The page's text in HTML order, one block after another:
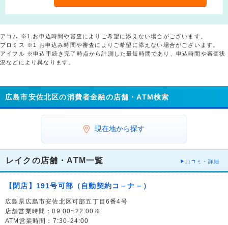
アコム ※1.お申込時間や審査によりご希望に添えない場合がございます。
プロミス ※1 お申込み時間や審査によりご希望に添えない場合がございます。
アイフル ※申込手続き完了時点から計測した最短時間であり、申込時間や審査状
況などにより異なります。
広島市安佐北区の消費者金融の店舗・ATM検索
現在地から探す
レイクの店舗・ATM一覧 口コミ・詳細
【閉店】191号可部（自動契約コ－ナ－）
広島県広島市安佐北区可部五丁目6番4号
店舗営業時間：09:00~22:00※
ATM営業時間：7:30-24:00